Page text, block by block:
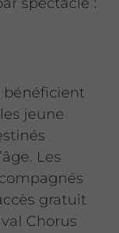
bénéficient
jeune
Les
gratuit
Chorus